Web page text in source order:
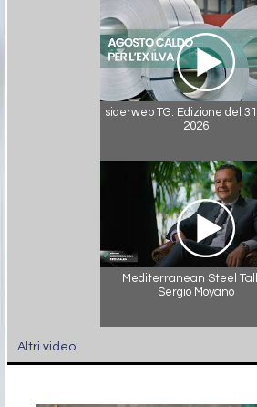
siderweb TG. Edizione del
2026
Mediterranean Steel
Sergio Moyano
Altri video